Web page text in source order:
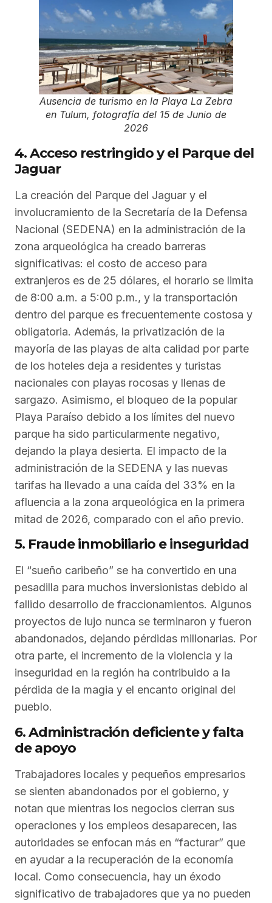
Ausencia de turismo en la Playa La Zebra
en Tulum, fotografía del 15 de Junio de
2026
4. Acceso restringido y el Parque del
Jaguar
La creación del Parque del Jaguar y el
involucramiento de la Secretaría de la Defensa
Nacional (SEDENA) en la administración de la
zona arqueológica ha creado barreras
significativas: el costo de acceso para
extranjeros es de 25 dólares, el horario se limita
de 8:00 a.m. a 5:00 p.m., y la transportación
dentro del parque es frecuentemente costosa y
obligatoria. Además, la privatización de la
mayoría de las playas de alta calidad por parte
de los hoteles deja a residentes y turistas
nacionales con playas rocosas y llenas de
sargazo. Asimismo, el bloqueo de la popular
Playa Paraíso debido a los límites del nuevo
parque ha sido particularmente negativo,
dejando la playa desierta. El impacto de la
administración de la SEDENA y las nuevas
tarifas ha llevado a una caída del 33% en la
afluencia a la zona arqueológica en la primera
mitad de 2026, comparado con el año previo.
5. Fraude inmobiliario e inseguridad
El “sueño caribeño” se ha convertido en una
pesadilla para muchos inversionistas debido al
fallido desarrollo de fraccionamientos. Algunos
proyectos de lujo nunca se terminaron y fueron
abandonados, dejando pérdidas millonarias. Por
otra parte, el incremento de la violencia y la
inseguridad en la región ha contribuido a la
pérdida de la magia y el encanto original del
pueblo.
6. Administración deficiente y falta
de apoyo
Trabajadores locales y pequeños empresarios
se sienten abandonados por el gobierno, y
notan que mientras los negocios cierran sus
operaciones y los empleos desaparecen, las
autoridades se enfocan más en “facturar” que
en ayudar a la recuperación de la economía
local. Como consecuencia, hay un éxodo
significativo de trabajadores que ya no pueden